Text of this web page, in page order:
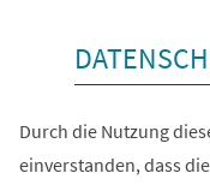
Durch die Nutzung
einverstanden, dass